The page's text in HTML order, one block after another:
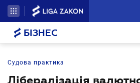
БІЗНЕС
Судова практика
Лібералізація